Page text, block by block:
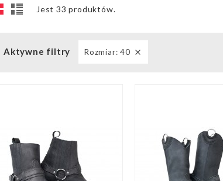
Jest 33 produktów.
Aktywne filtry Rozmiar: 40 